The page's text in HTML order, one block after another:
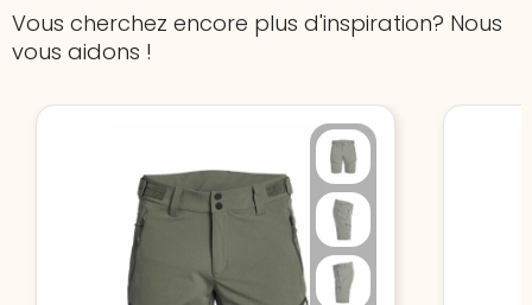
Vous cherchez encore plus d'inspiration? Nous
vous aidons !